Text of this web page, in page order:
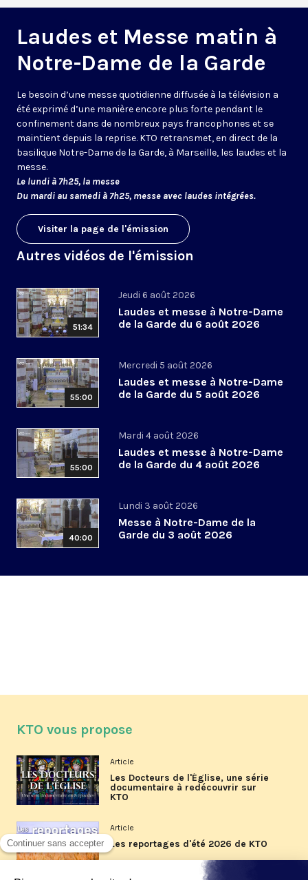
Laudes et Messe matin à
Notre-Dame de la Garde
Le besoin d’une messe quotidienne diffusée à la télévision a
été exprimé d’une manière encore plus forte pendant le
confinement dans de nombreux pays francophones et se
maintient depuis la reprise. KTO retransmet, en direct de la
basilique Notre-Dame de la Garde, à Marseille, les laudes et la
messe.
Le lundi à 7h25, la messe
Du mardi au samedi à 7h25, messe avec laudes intégrées.
Visiter la page de l'émission
Autres vidéos de l'émission
51:34
Jeudi 6 août 2026
Laudes et messe à Notre-Dame
de la Garde du 6 août 2026
55:00
Mercredi 5 août 2026
Laudes et messe à Notre-Dame
de la Garde du 5 août 2026
55:00
Mardi 4 août 2026
Laudes et messe à Notre-Dame
de la Garde du 4 août 2026
40:00
Lundi 3 août 2026
Messe à Notre-Dame de la
Garde du 3 août 2026
KTO vous propose
Article
Les Docteurs de l'Église, une série
documentaire à redécouvrir sur
KTO
Article
Les reportages d'été 2026 de KTO